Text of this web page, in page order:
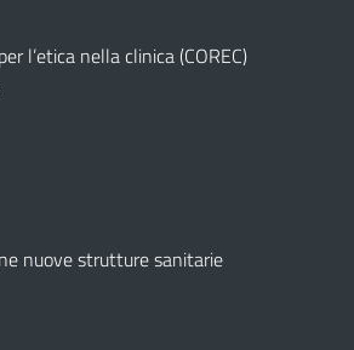
l’etica nella clinica (COREC)
nuove strutture sanitarie